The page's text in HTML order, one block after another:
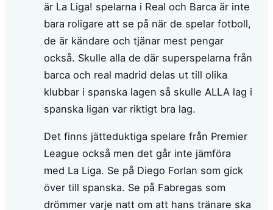
är La Liga! spelarna i Real och Barca är inte
bara roligare att se på när de spelar fotboll,
de är kändare och tjänar mest pengar
också. Skulle alla de där superspelarna från
barca och real madrid delas ut till olika
klubbar i spanska lagen så skulle ALLA lag i
spanska ligan var riktigt bra lag.
Det finns jätteduktiga spelare från Premier
League också men det går inte jämföra
med La Liga. Se på Diego Forlan som gick
över till spanska. Se på Fabregas som
drömmer varje natt om att hans tränare ska